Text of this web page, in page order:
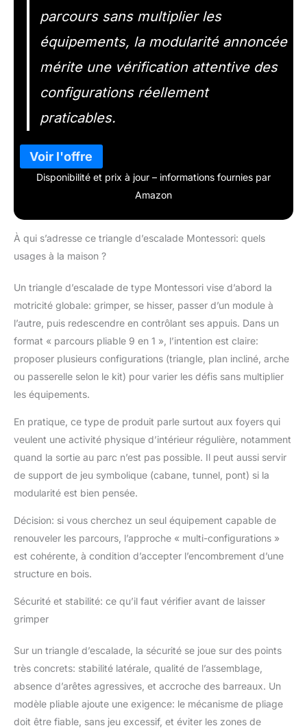
parcours sans multiplier les
équipements, la modularité annoncée
mérite une vérification attentive des
configurations réellement
praticables.
Disponibilité et prix à jour – informations fournies par
Amazon
À qui s’adresse ce triangle d’escalade Montessori: quels
usages à la maison ?
Un triangle d’escalade de type Montessori vise d’abord la
motricité globale: grimper, se hisser, passer d’un module à
l’autre, puis redescendre en contrôlant ses appuis. Dans un
format « parcours pliable 9 en 1 », l’intention est claire:
proposer plusieurs configurations (triangle, plan incliné, arche
ou passerelle selon le kit) pour varier les défis sans multiplier
les équipements.
En pratique, ce type de produit parle surtout aux foyers qui
veulent une activité physique d’intérieur régulière, notamment
quand la sortie au parc n’est pas possible. Il peut aussi servir
de support de jeu symbolique (cabane, tunnel, pont) si la
modularité est bien pensée.
Décision: si vous cherchez un seul équipement capable de
renouveler les parcours, l’approche « multi-configurations »
est cohérente, à condition d’accepter l’encombrement d’une
structure en bois.
Sécurité et stabilité: ce qu’il faut vérifier avant de laisser
grimper
Sur un triangle d’escalade, la sécurité se joue sur des points
très concrets: stabilité latérale, qualité de l’assemblage,
absence d’arêtes agressives, et accroche des barreaux. Un
modèle pliable ajoute une exigence: le mécanisme de pliage
doit être fiable, sans jeu excessif, et éviter les zones de